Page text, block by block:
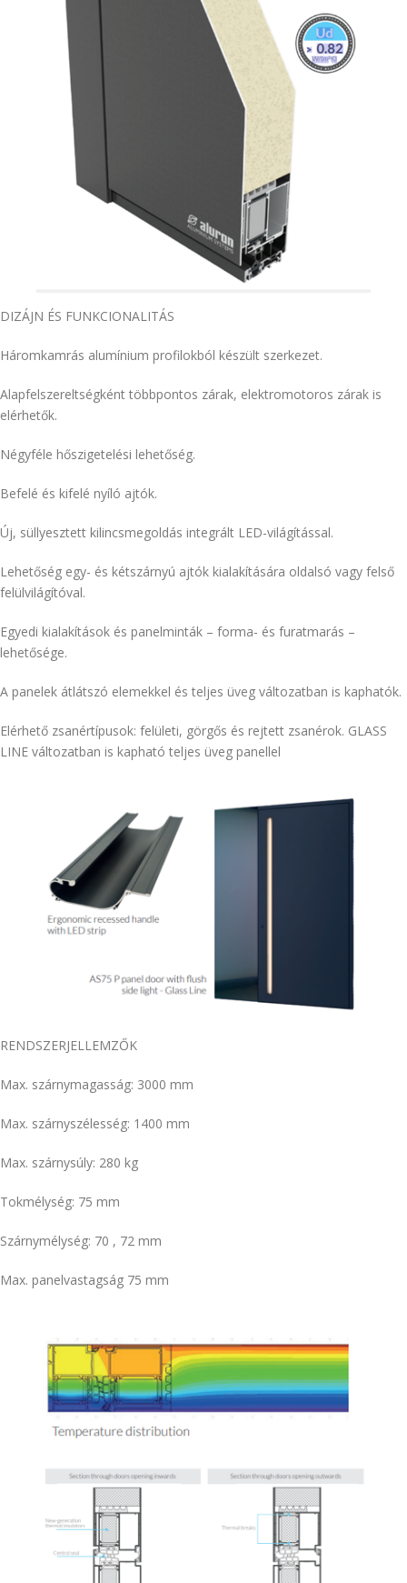
DIZÁJN ÉS FUNKCIONALITÁS
Háromkamrás alumínium profilokból készült szerkezet.
Alapfelszereltségként többpontos zárak, elektromotoros zárak is
elérhetők.
Négyféle hőszigetelési lehetőség.
Befelé és kifelé nyíló ajtók.
Új, süllyesztett kilincsmegoldás integrált LED-világítással.
Lehetőség egy- és kétszárnyú ajtók kialakítására oldalsó vagy felső
felülvilágítóval.
Egyedi kialakítások és panelminták – forma- és furatmarás –
lehetősége.
A panelek átlátszó elemekkel és teljes üveg változatban is kaphatók.
Elérhető zsanértípusok: felületi, görgős és rejtett zsanérok. GLASS
LINE változatban is kapható teljes üveg panellel
RENDSZERJELLEMZŐK
Max. szárnymagasság: 3000 mm
Max. szárnyszélesség: 1400 mm
Max. szárnysúly: 280 kg
Tokmélység: 75 mm
Szárnymélység: 70 , 72 mm
Max. panelvastagság 75 mm